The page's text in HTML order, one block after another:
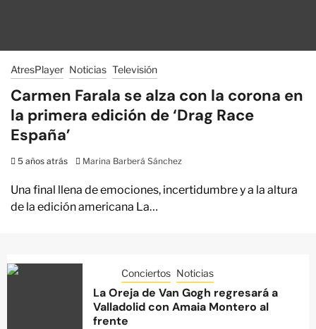
AtresPlayer Noticias Televisión
Carmen Farala se alza con la corona en
la primera edición de ‘Drag Race
España’
5 años atrás Marina Barberá Sánchez
Una final llena de emociones, incertidumbre y a la altura
de la edición americana La…
Conciertos Noticias
La Oreja de Van Gogh regresará a
Valladolid con Amaia Montero al
frente